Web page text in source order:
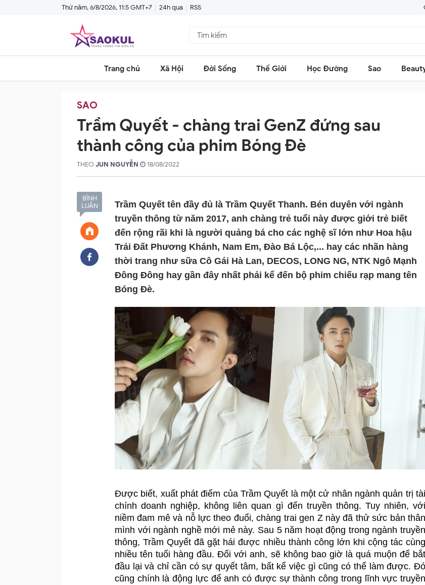
Thứ năm, 6/8/2026, 11:5 GMT+7 24h qua RSS
Trang chủ Xã Hội Đời Sống Thế Giới Học Đường Sao
SAO
Trầm Quyết - chàng trai GenZ đứng sau
thành công của phim Bóng Đè
THEO JUN NGUYỄN 18/08/2022
BÌNH
LUẬN
Trầm Quyết tên đầy đủ là Trầm Quyết Thanh. Bén duyên với ngành
truyền thông từ năm 2017, anh chàng trẻ tuổi này được giới trẻ biết
đến rộng rãi khi là người quảng bá cho các nghệ sĩ lớn như Hoa hậu
Trái Đất Phương Khánh, Nam Em, Đào Bá Lộc,... hay các nhãn hàng
thời trang như sữa Cô Gái Hà Lan, DECOS, LONG NG, NTK Ngô Mạnh
Đông Đông hay gần đây nhất phải kể đến bộ phim chiếu rạp mang tên
Bóng Đè.
Được biết, xuất phát điểm của Trầm Quyết là một cử nhân ngành quản trị tài
chính doanh nghiệp, không liên quan gì đến truyền thông. Tuy nhiên, với
niềm đam mê và nỗ lực theo đuổi, chàng trai gen Z này đã thử sức bản thân
mình với ngành nghề mới mẻ này. Sau 5 năm hoạt động trong ngành truyền
thông, Trầm Quyết đã gặt hái được nhiều thành công lớn khi cộng tác cùng
nhiều tên tuổi hàng đầu. Đối với anh, sẽ không bao giờ là quá muộn để bắt
đầu lại và chỉ cần có sự quyết tâm, bất kể việc gì cũng có thể làm được. Đó
cũng chính là động lực để anh có được sự thành công trong lĩnh vực truyền